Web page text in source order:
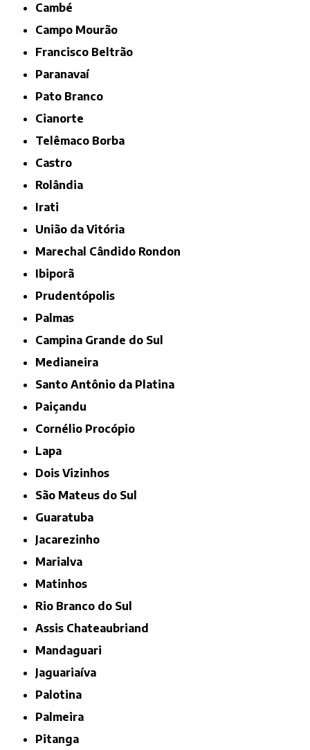
Cambé
Campo Mourão
Francisco Beltrão
Paranavaí
Pato Branco
Cianorte
Telêmaco Borba
Castro
Rolândia
Irati
União da Vitória
Marechal Cândido Rondon
Ibiporã
Prudentópolis
Palmas
Campina Grande do Sul
Medianeira
Santo Antônio da Platina
Paiçandu
Cornélio Procópio
Lapa
Dois Vizinhos
São Mateus do Sul
Guaratuba
Jacarezinho
Marialva
Matinhos
Rio Branco do Sul
Assis Chateaubriand
Mandaguari
Jaguariaíva
Palotina
Palmeira
Pitanga